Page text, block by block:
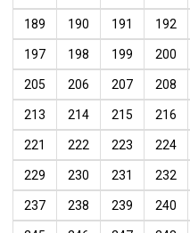
189 190 191 192
197 198 199 200
205 206 207 208
213 214 215 216
221 222 223 224
229 230 231 232
237 238 239 240